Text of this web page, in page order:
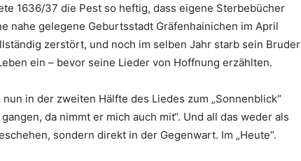
1636/37 die Pest so heftig, dass eigene Sterbebücher
nahe gelegene Geburtsstadt Gräfenhainichen im April
zerstört, und noch im selben Jahr starb sein Bruder
ein – bevor seine Lieder von Hoffnung erzählten.
nun in der zweiten Hälfte des Liedes zum „Sonnenblick“
da nimmt er mich auch mit“. Und all das weder als
sondern direkt in der Gegenwart. Im „Heute“.